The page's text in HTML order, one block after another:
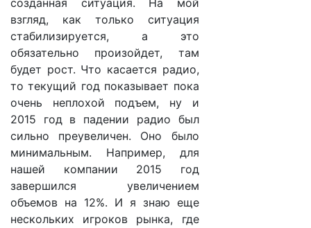
созданная ситуация. На мой
взгляд, как только ситуация
стабилизируется, а это
обязательно произойдет, там
будет рост. Что касается радио,
то текущий год показывает пока
очень неплохой подъем, ну и
2015 год в падении радио был
сильно преувеличен. Оно было
минимальным. Например, для
нашей компании 2015 год
завершился увеличением
объемов на 12%. И я знаю еще
нескольких игроков рынка, где